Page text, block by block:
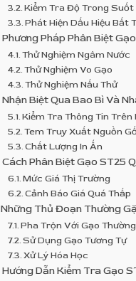
Kiểm Tra Độ Trong Suốt
Phát Hiện Dấu Hiệu Bất
Phương Pháp Phân Biệt
Thử Nghiệm Ngâm Nước
Thử Nghiệm Vo Gạo
Thử Nghiệm Nấu Thử
Nhận Biệt Qua Bao Bì Và
Kiểm Tra Thông Tin Trên
Tem Truy Xuất Nguồn
Chất Lượng In Ấn
Cách Phân Biệt Gạo ST25
Mức Giá Thị Trường
Cảnh Báo Giá Quá Thấp
Những Thủ Đoạn Thường
Pha Trộn Với Gạo Thường
Sử Dụng Gạo Tương Tự
Xử Lý Hóa Học
Hướng Dẫn Kiểm Tra Gạo